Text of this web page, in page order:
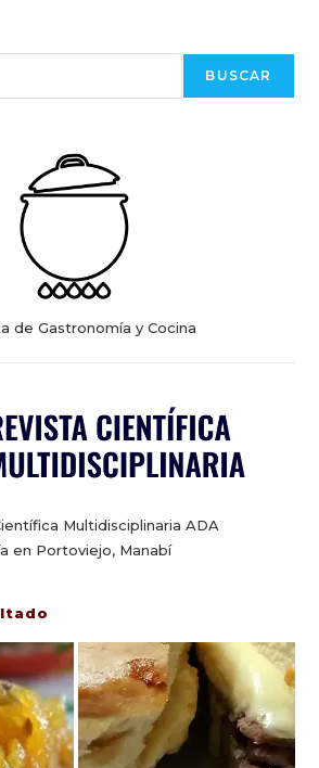
BUSCAR
de Gastronomía y Cocina
Multidisciplinaria ADA
en Portoviejo, Manabí